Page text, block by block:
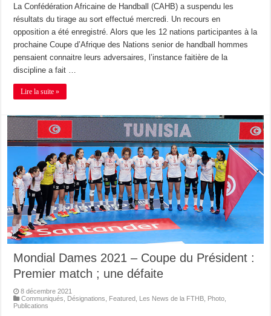
La Confédération Africaine de Handball (CAHB) a suspendu les
résultats du tirage au sort effectué mercredi. Un recours en
opposition a été enregistré. Alors que les 12 nations participantes à la
prochaine Coupe d’Afrique des Nations senior de handball hommes
pensaient connaitre leurs adversaires, l’instance faitière de la
discipline a fait …
Lire la suite »
Mondial Dames 2021 – Coupe du Président :
Premier match ; une défaite
8 décembre 2021
Communiqués
Désignations Featured Les News de la FTHB Photo
Publications